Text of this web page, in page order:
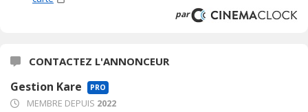
par
CONTACTEZ L'ANNONCEUR
Gestion Kare PRO
MEMBRE DEPUIS 2022